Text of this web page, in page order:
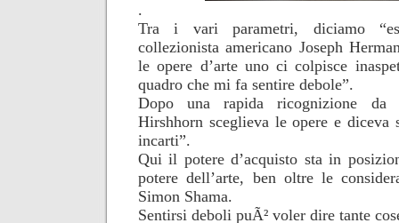
.
Tra i vari parametri, diciamo
collezionista americano Joseph
le opere d’arte uno ci colpisce
quadro che mi fa sentire debole”.
Dopo una rapida ricognizione da
Hirshhorn sceglieva le opere e diceva
incarti”.
Qui il potere d’acquisto sta in
potere dell’arte, ben oltre le
Simon Shama.
Sentirsi deboli puÃ² voler dire tante